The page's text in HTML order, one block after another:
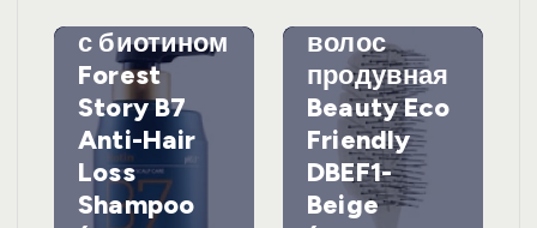
с биотином
Forest
Story B7
Anti-Hair
Loss
Shampoo
волос
продувная
Beauty Eco
Friendly
DBEF1-
Beige